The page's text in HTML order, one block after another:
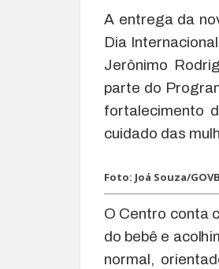
A entrega da
Dia
Jerônimo
parte do
fortalecimento
cuidado das
Foto: Joá Souza/
O Centro conta
do bebê e
normal,